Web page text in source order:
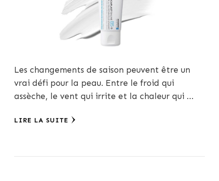
Les changements de saison peuvent être un
vrai défi pour la peau. Entre le froid qui
assèche, le vent qui irrite et la chaleur qui …
LIRE LA SUITE